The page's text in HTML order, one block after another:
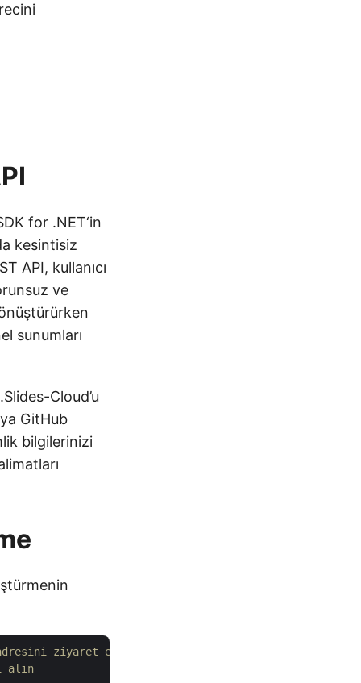
for .NET‘in
kesintisiz
API, kullanıcı
ve
sunumları
Cloud’u
GitHub
bilgilerinizi
ziyaret edin.
alın